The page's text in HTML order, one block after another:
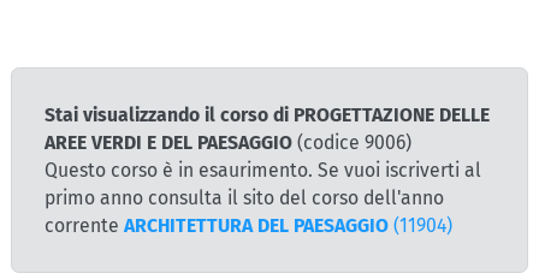
Stai visualizzando il corso di PROGETTAZIONE DELLE
AREE VERDI E DEL PAESAGGIO (codice 9006)
Questo corso è in esaurimento. Se vuoi iscriverti al
primo anno consulta il sito del corso dell'anno
corrente ARCHITETTURA DEL PAESAGGIO (11904)